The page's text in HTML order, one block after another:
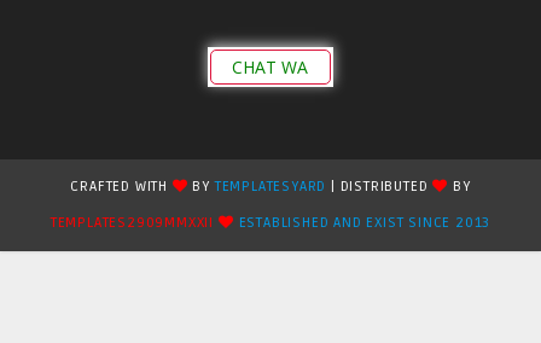
CHAT WA
CRAFTED WITH BYTEMPLATESYARD | DISTRIBUTED
BY
TEMPLATES2909MMXXII
ESTABLISHED AND EXIST SINCE 2013